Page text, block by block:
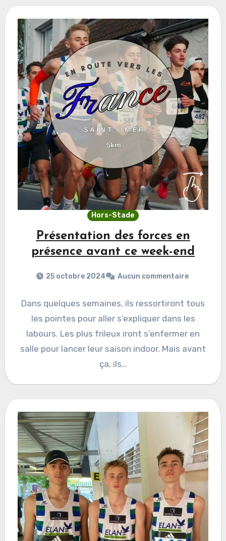
Hors-Stade
Présentation des forces en
présence avant ce week-end
25 octobre 2024 Aucun commentaire
Dans quelques semaines, ils ressortiront tous
les pointes pour aller s’expliquer dans les
labours. Les plus frileux iront s’enfermer en
salle pour lancer leur saison indoor. Mais avant
ça, ils…